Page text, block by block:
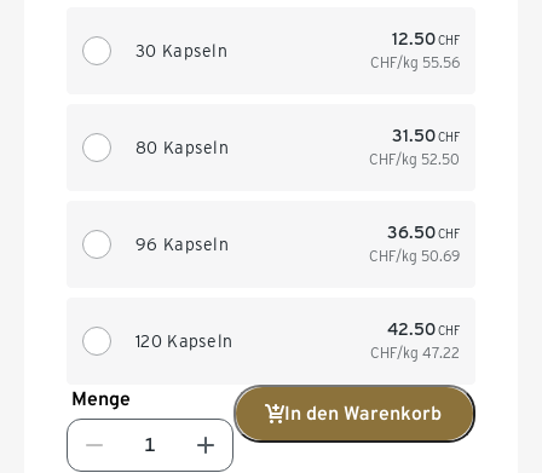
30 Kapseln
12.50CHF
CHF/kg 55.56
80 Kapseln
31.50CHF
CHF/kg 52.50
96 Kapseln
36.50CHF
CHF/kg 50.69
120 Kapseln
42.50CHF
CHF/kg 47.22
Menge
In den Warenkorb